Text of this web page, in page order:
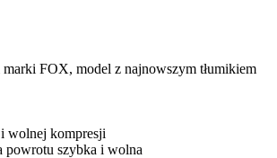
FOX, model z najnowszym tłumikiem
wolnej kompresji
powrotu szybka i wolna